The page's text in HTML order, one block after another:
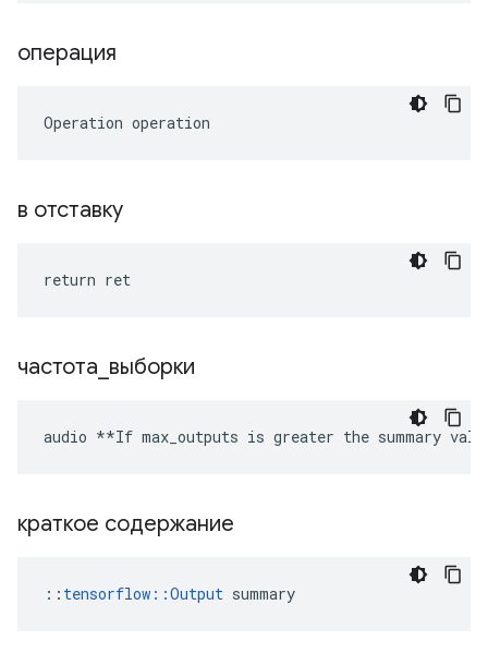
операция
Operation operation
в отставку
return ret
частота выборки
audio **If max_outputs is greater the summary
краткое содержание
:: tensorflow::Output summary